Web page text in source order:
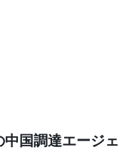
国調達エージェ